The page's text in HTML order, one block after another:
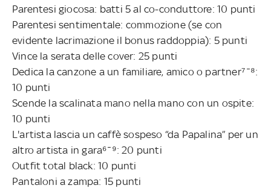
Parentesi giocosa: batti 5 al co-conduttore: 10 punti
Parentesi sentimentale: commozione (se con
evidente lacrimazione il bonus raddoppia): 5 punti
Vince la serata delle cover: 25 punti
Dedica la canzone a un familiare, amico o partner⁷¯⁸:
10 punti
Scende la scalinata mano nella mano con un ospite:
10 punti
L'artista lascia un caffè sospeso “da Papalina” per un
altro artista in gara⁶¯⁹: 20 punti
Outfit total black: 10 punti
Pantaloni a zampa: 15 punti